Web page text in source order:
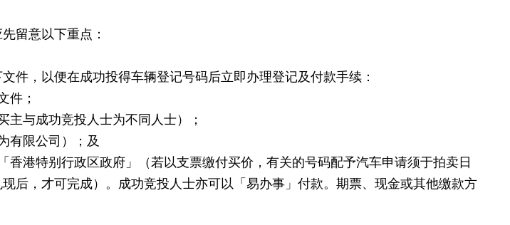
留意以下重点：
件，以便在成功投得车辆登记号码后立即办理登记及付款手续：
件；
主与成功竞投人士为不同人士）；
有限公司）；及
香港特别行政区政府」（若以支票缴付买价，有关的号码配予汽车申请须于拍卖日
后，才可完成）。成功竞投人士亦可以「易办事」付款。期票、现金或其他缴款方